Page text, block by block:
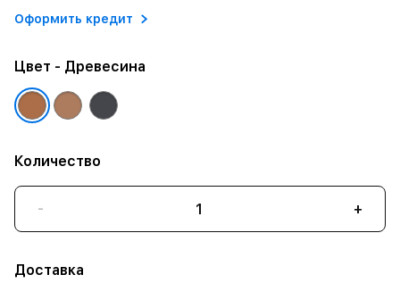
Оформить кредит
Цвет - Древесина
Количество
- +
Доставка